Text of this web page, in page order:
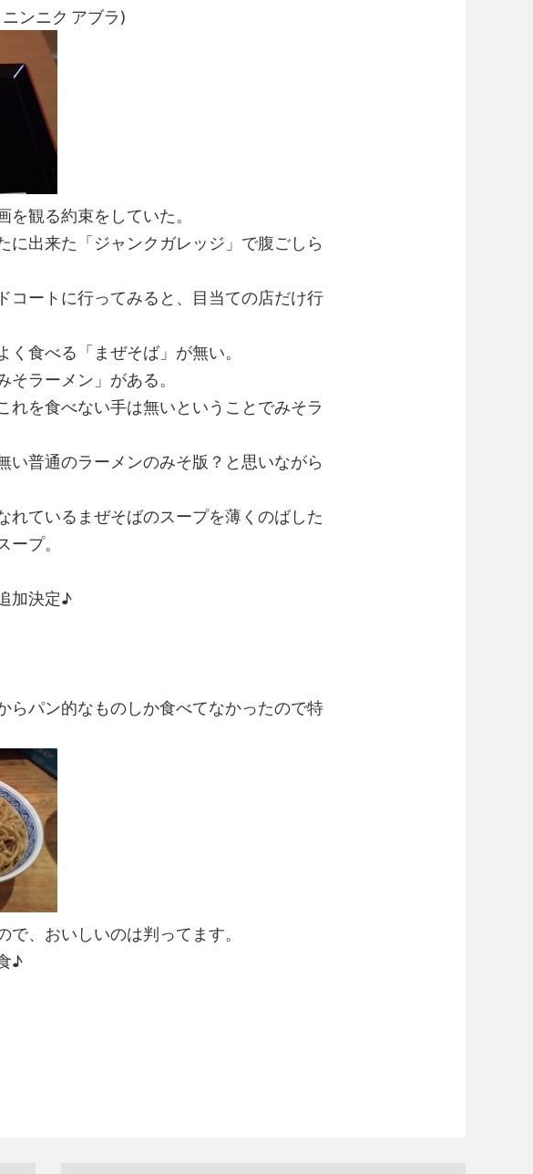
ンニク アブラ)
観る約束をしていた。
に出来た「ジャンクガレッジ」で腹ごしら
コートに行ってみると、目当ての店だけ行
食べる「まぜそば」が無い。
ラーメン」がある。
れを食べない手は無いということでみそラ
い普通のラーメンのみそ版？と思いながら
れているまぜそばのスープを薄くのばした
ープ。
加決定♪
らパン的なものしか食べてなかったので特
、おいしいのは判ってます。
♪